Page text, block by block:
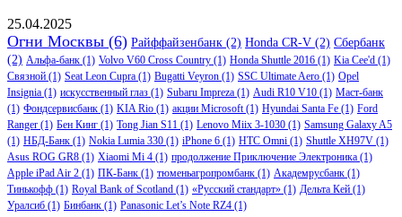
25.04.2025
Огни Москвы (6) Райффайзенбанк (2) Honda CR-V (2) Сбербанк
(2) Альфа-банк (1) Volvo V60 Cross Country (1) Honda Shuttle 2016 (1) Kia Cee'd (1)
Связной (1) Seat Leon Cupra (1) Bugatti Veyron (1) SSC Ultimate Aero (1) Opel
Insignia (1) искусственный глаз (1) Subaru Impreza (1) Audi R10 V10 (1) Маст-банк
(1) Фондсервисбанк (1) KIA Rio (1) акции Microsoft(1) Hyundai Santa Fe (1) Ford
Ranger (1) Бен Кинг (1) Tong Jian S11 (1) Lenovo Miix 3-1030 (1) Samsung Galaxy A5
(1) НБД-Банк (1) Nokia Lumia 330 (1) iPhone 6 (1) HTC Omni (1) Shuttle XH97V (1)
Asus ROG GR8 (1) Xiaomi Mi 4 (1) продолжение Приключение Электроника (1)
Apple iPad Air 2 (1) ПК-Банк (1) тюменьагропромбанк (1) Академрусбанк (1)
Тинькофф (1) Royal Bank of Scotland (1) «Русский стандарт» (1) Дельта Кей (1)
Уралсиб (1) Бинбанк (1) Panasonic Let’s Note RZ4 (1)